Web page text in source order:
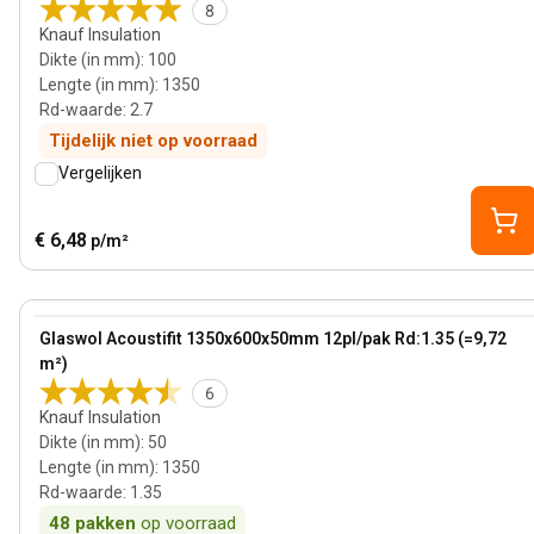
8
Knauf Insulation
Dikte (in mm): 100
Lengte (in mm): 1350
Rd-waarde: 2.7
Tijdelijk niet op voorraad
Vergelijken
€ 6,48 p/m²
Glaswol Acoustifit 1350x600x50mm 12pl/pak Rd:1.35 (=9,72
m²)
6
Knauf Insulation
Dikte (in mm): 50
Lengte (in mm): 1350
Rd-waarde: 1.35
48 pakken op voorraad
View product